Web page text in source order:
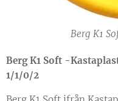
Berg K1
Berg K1 Soft -
1/1/0/2